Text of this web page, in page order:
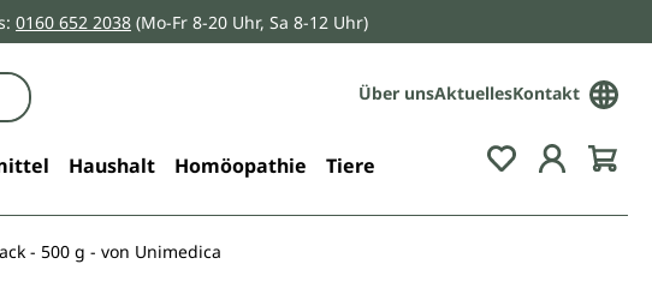
0160 652 2038 (Mo-Fr 8-20 Uhr, Sa 8-12 Uhr)
Über unsAktuellesKontakt
Haushalt Homöopathie Tiere Du hast 0
- 500 g - von Unimedica